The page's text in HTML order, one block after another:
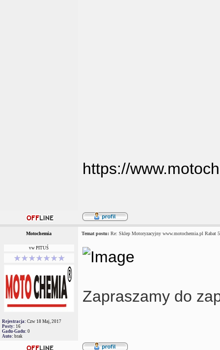
https://
Motochemia Temat postu: Re: Sklep Motoryzacyjny www.motochemia.pl Rabat
vw PITUŚ
Rejestracja: Czw 18 Maj, 2017
Posty: 16
Gadu-Gadu: 0
Auto: brak
Zapraszamy do